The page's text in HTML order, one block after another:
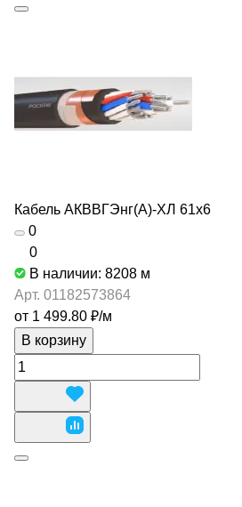
Кабель АКВВГЭнг(А)-ХЛ 61х6
0
0
В наличии: 8208 м
Арт. 01182573864
от 1 499.80 ₽/м
В корзину